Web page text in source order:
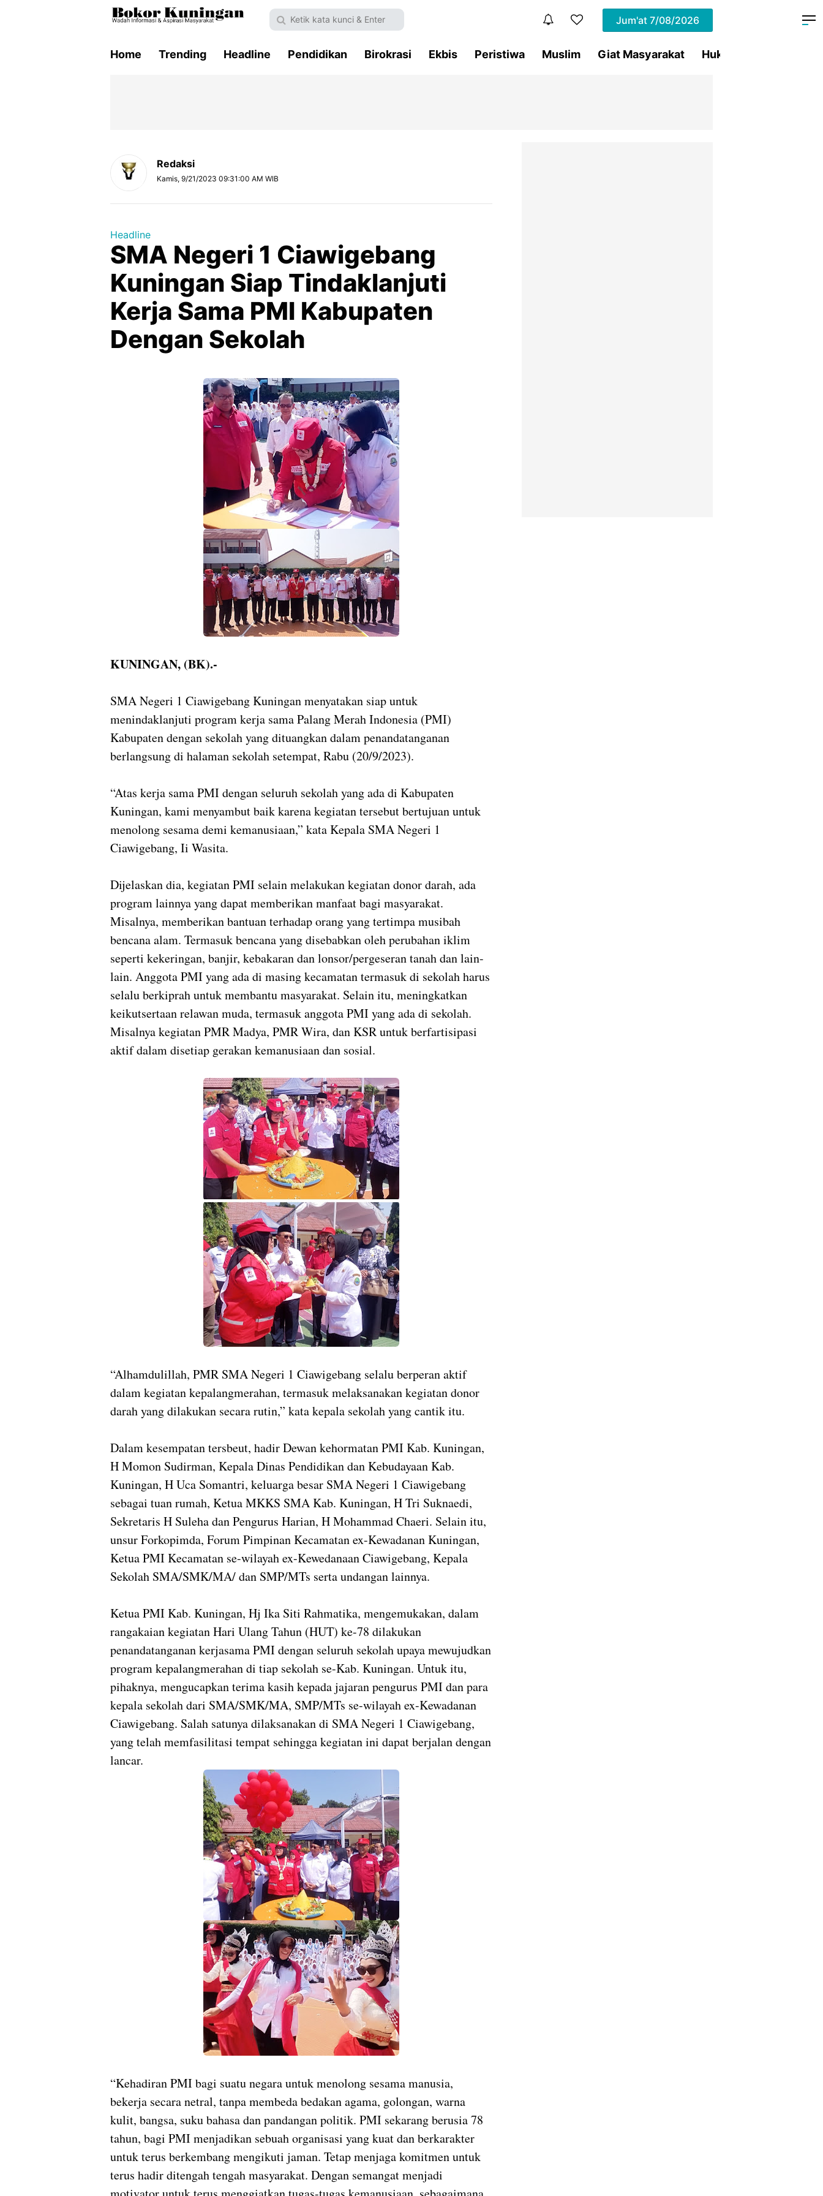
Jum'at 7/08/2026
Home Trending Headline Pendidikan Birokrasi Ekbis Peristiwa Muslim Giat Masyarakat Hukum
Redaksi
Kamis, 9/21/2023 09:31:00 AM WIB
Headline
SMA Negeri 1 Ciawigebang
Kuningan Siap Tindaklanjuti
Kerja Sama PMI Kabupaten
Dengan Sekolah
KUNINGAN, (BK).-
SMA Negeri 1 Ciawigebang Kuningan menyatakan siap untuk
menindaklanjuti program kerja sama Palang Merah Indonesia (PMI)
Kabupaten dengan sekolah yang dituangkan dalam penandatanganan
berlangsung di halaman sekolah setempat, Rabu (20/9/2023).
“Atas kerja sama PMI dengan seluruh sekolah yang ada di Kabupaten
Kuningan, kami menyambut baik karena kegiatan tersebut bertujuan untuk
menolong sesama demi kemanusiaan,” kata Kepala SMA Negeri 1
Ciawigebang, Ii Wasita.
Dijelaskan dia, kegiatan PMI selain melakukan kegiatan donor darah, ada
program lainnya yang dapat memberikan manfaat bagi masyarakat.
Misalnya, memberikan bantuan terhadap orang yang tertimpa musibah
bencana alam. Termasuk bencana yang disebabkan oleh perubahan iklim
seperti kekeringan, banjir, kebakaran dan lonsor/pergeseran tanah dan lain-
lain. Anggota PMI yang ada di masing kecamatan termasuk di sekolah harus
selalu berkiprah untuk membantu masyarakat. Selain itu, meningkatkan
keikutsertaan relawan muda, termasuk anggota PMI yang ada di sekolah.
Misalnya kegiatan PMR Madya, PMR Wira, dan KSR untuk berfartisipasi
aktif dalam disetiap gerakan kemanusiaan dan sosial.
“Alhamdulillah, PMR SMA Negeri 1 Ciawigebang selalu berperan aktif
dalam kegiatan kepalangmerahan, termasuk melaksanakan kegiatan donor
darah yang dilakukan secara rutin,” kata kepala sekolah yang cantik itu.
Dalam kesempatan tersbeut, hadir Dewan kehormatan PMI Kab. Kuningan,
H Momon Sudirman, Kepala Dinas Pendidikan dan Kebudayaan Kab.
Kuningan, H Uca Somantri, keluarga besar SMA Negeri 1 Ciawigebang
sebagai tuan rumah, Ketua MKKS SMA Kab. Kuningan, H Tri Suknaedi,
Sekretaris H Suleha dan Pengurus Harian, H Mohammad Chaeri. Selain itu,
unsur Forkopimda, Forum Pimpinan Kecamatan ex-Kewadanan Kuningan,
Ketua PMI Kecamatan se-wilayah ex-Kewedanaan Ciawigebang, Kepala
Sekolah SMA/SMK/MA/ dan SMP/MTs serta undangan lainnya.
Ketua PMI Kab. Kuningan, Hj Ika Siti Rahmatika, mengemukakan, dalam
rangakaian kegiatan Hari Ulang Tahun (HUT) ke-78 dilakukan
penandatanganan kerjasama PMI dengan seluruh sekolah upaya mewujudkan
program kepalangmerahan di tiap sekolah se-Kab. Kuningan. Untuk itu,
pihaknya, mengucapkan terima kasih kepada jajaran pengurus PMI dan para
kepala sekolah dari SMA/SMK/MA, SMP/MTs se-wilayah ex-Kewadanan
Ciawigebang. Salah satunya dilaksanakan di SMA Negeri 1 Ciawigebang,
yang telah memfasilitasi tempat sehingga kegiatan ini dapat berjalan dengan
lancar.
“Kehadiran PMI bagi suatu negara untuk menolong sesama manusia,
bekerja secara netral, tanpa membeda bedakan agama, golongan, warna
kulit, bangsa, suku bahasa dan pandangan politik. PMI sekarang berusia 78
tahun, bagi PMI menjadikan sebuah organisasi yang kuat dan berkarakter
untuk terus berkembang mengikuti jaman. Tetap menjaga komitmen untuk
terus hadir ditengah tengah masyarakat. Dengan semangat menjadi